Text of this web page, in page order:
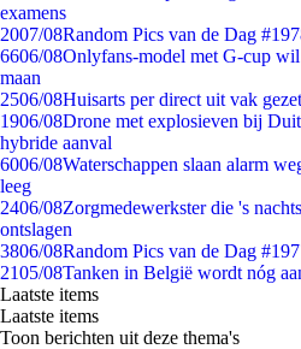
examens
2007/08Random Pics van de Dag
6606/08Onlyfans-model met G-cup
maan
2506/08Huisarts per direct uit vak
1906/08Drone met explosieven bij
hybride aanval
6006/08Waterschappen slaan alarm
leeg
2406/08Zorgmedewerkster die 's
ontslagen
3806/08Random Pics van de Dag
2105/08Tanken in België wordt nóg
Laatste items
Laatste items
Toon berichten uit deze thema's